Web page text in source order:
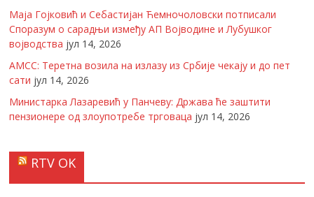
Маја Гојковић и Себастијан Ћемночоловски потписали
Споразум о сарадњи између АП Војводине и Лубушког
војводства јул 14, 2026
АМСС: Теретна возила на излазу из Србије чекају и до пет
сати јул 14, 2026
Министарка Лазаревић у Панчеву: Држава ће заштити
пензионере од злоупотребе трговаца јул 14, 2026
RTV OK